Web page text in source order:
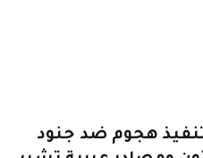
هجوم ضد جنود